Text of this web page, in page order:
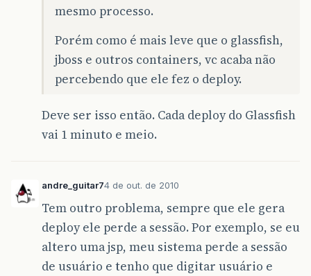
mesmo processo.
Porém como é mais leve que o glassfish,
jboss e outros containers, vc acaba não
percebendo que ele fez o deploy.
Deve ser isso então. Cada deploy do Glassfish
vai 1 minuto e meio.
andre_guitar74 de out. de 2010
Tem outro problema, sempre que ele gera
deploy ele perde a sessão. Por exemplo, se eu
altero uma jsp, meu sistema perde a sessão
de usuário e tenho que digitar usuário e